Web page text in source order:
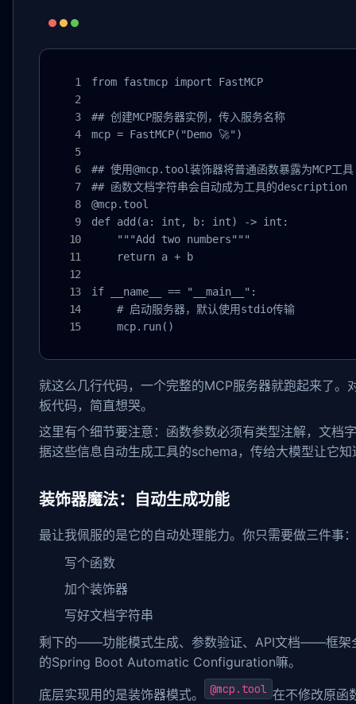
from fastmcp import FastMCP
## 创建MCP服务器实例，传入服务名称
mcp = FastMCP("Demo 🚀")
## 使用@mcp.tool装饰器将普通函数暴露为MCP工具
## 函数文档字符串会自动成为工具的description
@mcp.tool
def add(a: int, b: int) -> int:
    """Add two numbers"""
    return a + b
if __name__ == "__main__":
    # 启动服务器，默认使用stdio传输
    mcp.run()
就这么几行代码，一个完整的MCP服务器就跑起来了。
板代码，简直想哭。
这里有个细节要注意：函数参数必须有类型注解，文档
据这些信息自动生成工具的schema，传给大模型让它
装饰器魔法：自动生成功能
最让我佩服的是它的自动处理能力。你只需要做三件事：
写个函数
加个装饰器
写好文档字符串
剩下的——功能模式生成、参数验证、API文档——框架
的Spring Boot Automatic Configuration嘛。
底层实现用的是装饰器模式。 @mcp.tool 在不修改原函